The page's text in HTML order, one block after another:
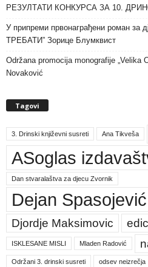
РЕЗУЛТАТИ КОНКУРСА ЗА 10.
У припреми првонаграђени роман
ТРЕБАТИ” Зорице Блумквист
Održana promocija monografije „Velika
Novaković
Tagovi
3. Drinski književni susreti Ana Tikveša
ASoglas
Dan stvaralaštva za djecu Zvornik
Dejan Spasojević
Djordje Maksimovic
ISKLESANE MISLI Mladen Radović
Održani 3. drinski susreti odsev neizrečja